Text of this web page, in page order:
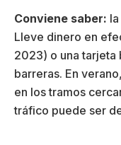
Conviene saber:
Lleve dinero en
2023) o una tarjeta
barreras. En
en los tramos
tráfico puede ser